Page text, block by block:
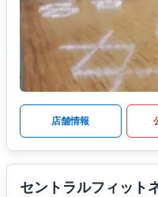
店舗情報
セントラルフィット